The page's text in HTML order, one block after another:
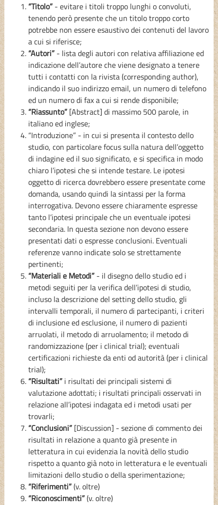
“Titolo”- evitare i titoli troppo lunghi o convoluti,
tenendo però presente che un titolo troppo corto
potrebbe non essere esaustivo dei contenuti del lavoro
a cui si riferisce;
“Autori”- lista degli autori con relativa affiliazione ed
indicazione dell’autore che viene designato a tenere
tutti i contatti con la rivista (corresponding author),
indicando il suo indirizzo email, un numero di telefono
ed un numero di fax a cui si rende disponibile;
“Riassunto”[Abstract] di massimo 500 parole, in
italiano ed inglese;
“Introduzione” - in cui si presenta il contesto dello
studio, con particolare focus sulla natura dell’oggetto
di indagine ed il suo significato, e si specifica in modo
chiaro l’ipotesi che si intende testare. Le ipotesi
oggetto di ricerca dovrebbero essere presentate come
domanda, usando quindi la sintassi per la forma
interrogativa. Devono essere chiaramente espresse
tanto l’ipotesi principale che un eventuale ipotesi
secondaria. In questa sezione non devono essere
presentati dati o espresse conclusioni. Eventuali
referenze vanno indicate solo se strettamente
pertinenti;
“Materiali e Metodi”- il disegno dello studio ed i
metodi seguiti per la verifica dell’ipotesi di studio,
incluso la descrizione del setting dello studio, gli
intervalli temporali, il numero di partecipanti, i criteri
di inclusione ed esclusione, il numero di pazienti
arruolati, il metodo di arruolamento; il metodo di
randomizzazione (per i clinical trial); eventuali
certificazioni richieste da enti od autorità (per i clinical
trial);
“Risultati”i risultati dei principali sistemi di
valutazione adottati; i risultati principali osservati in
relazione all’ipotesi indagata ed i metodi usati per
trovarli;
“Conclusioni”[Discussion] - sezione di commento dei
risultati in relazione a quanto già presente in
letteratura in cui evidenzia la novità dello studio
rispetto a quanto già noto in letteratura e le eventuali
limitazioni dello studio o della sperimentazione;
“Riferimenti”(v. oltre)
“Riconoscimenti”(v. oltre)